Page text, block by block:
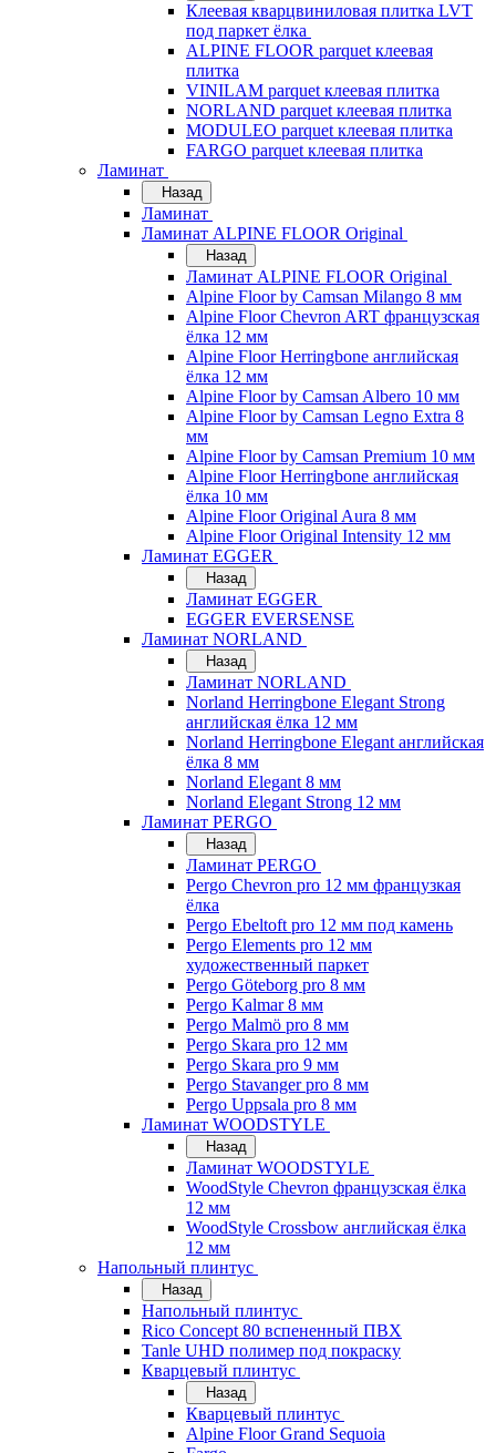
Клеевая кварцвиниловая плитка LVT
под паркет ёлка
ALPINE FLOOR parquet клеевая
плитка
VINILAM parquet клеевая плитка
NORLAND parquet клеевая плитка
MODULEO parquet клеевая плитка
FARGO parquet клеевая плитка
Ламинат
Назад
Ламинат
Ламинат ALPINE FLOOR Original
Назад
Ламинат ALPINE FLOOR Original
Alpine Floor by Camsan Milango 8 мм
Alpine Floor Chevron ART французская
ёлка 12 мм
Alpine Floor Herringbone английская
ёлка 12 мм
Alpine Floor by Camsan Albero 10 мм
Alpine Floor by Camsan Legno Extra 8
мм
Alpine Floor by Camsan Premium 10 мм
Alpine Floor Herringbone английская
ёлка 10 мм
Alpine Floor Original Aura 8 мм
Alpine Floor Original Intensity 12 мм
Ламинат EGGER
Назад
Ламинат EGGER
EGGER EVERSENSE
Ламинат NORLAND
Назад
Ламинат NORLAND
Norland Herringbone Elegant Strong
английская ёлка 12 мм
Norland Herringbone Elegant английская
ёлка 8 мм
Norland Elegant 8 мм
Norland Elegant Strong 12 мм
Ламинат PERGO
Назад
Ламинат PERGO
Pergo Chevron pro 12 мм французкая
ёлка
Pergo Ebeltoft pro 12 мм под камень
Pergo Elements pro 12 мм
художественный паркет
Pergo Göteborg pro 8 мм
Pergo Kalmar 8 мм
Pergo Malmö pro 8 мм
Pergo Skara pro 12 мм
Pergo Skara pro 9 мм
Pergo Stavanger pro 8 мм
Pergo Uppsala pro 8 мм
Ламинат WOODSTYLE
Назад
Ламинат WOODSTYLE
WoodStyle Chevron французская ёлка
12 мм
WoodStyle Crossbow английская ёлка
12 мм
Напольный плинтус
Назад
Напольный плинтус
Rico Concept 80 вспененный ПВХ
Tanle UHD полимер под покраску
Кварцевый плинтус
Назад
Кварцевый плинтус
Alpine Floor Grand Sequoia